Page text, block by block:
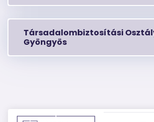
Társadalombiztosítási
Gyöngyös